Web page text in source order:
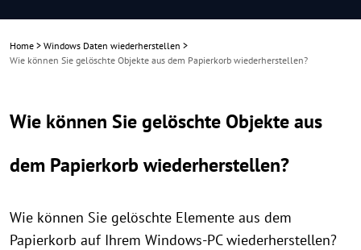
Home > Windows Daten wiederherstellen >
Wie können Sie gelöschte Objekte aus dem Papierkorb wiederherstellen?
Wie können Sie gelöschte Objekte aus
dem Papierkorb wiederherstellen?
Wie können Sie gelöschte Elemente aus dem
Papierkorb auf Ihrem Windows-PC wiederherstellen?